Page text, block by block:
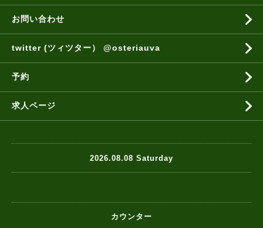
お問い合わせ
twitter (ツィツター） @osteriauva
予約
求人ページ
2026.08.08 Saturday
カウンター